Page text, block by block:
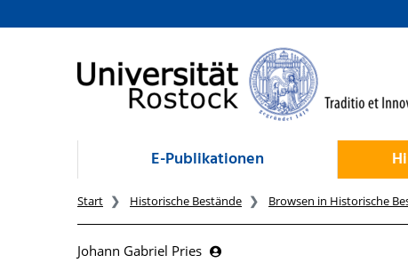
zum Inhalt
E-Publikationen
Start Historische Bestände Browsen in Historische
Johann Gabriel Pries